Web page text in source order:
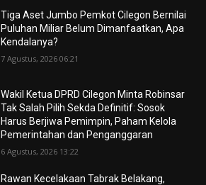
Tiga Aset Jumbo Pemkot Cilegon Bernilai
Puluhan Miliar Belum Dimanfaatkan, Apa
Kendalanya?
7 Agustus, 2026 06:21
Wakil Ketua DPRD Cilegon Minta Robinsar
Tak Salah Pilih Sekda Definitif: Sosok
Harus Berjiwa Pemimpin, Paham Kelola
Pemerintahan dan Penganggaran
6 Agustus, 2026 13:22
Rawan Kecelakaan Tabrak Belakang,